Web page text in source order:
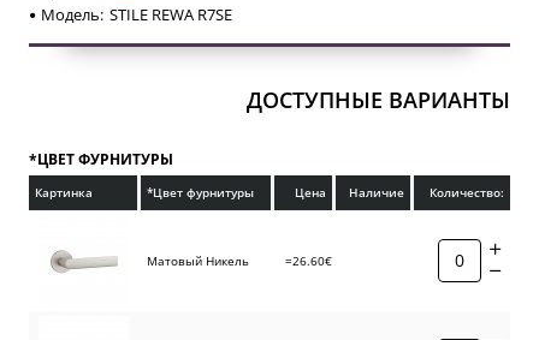
Модель: STILE REWA R7SE
ДОСТУПНЫЕ ВАРИАНТЫ
*ЦВЕТ ФУРНИТУРЫ
Картинка *Цвет фурнитуры Цена Наличие Количество:
Матовый Никель =26.60€